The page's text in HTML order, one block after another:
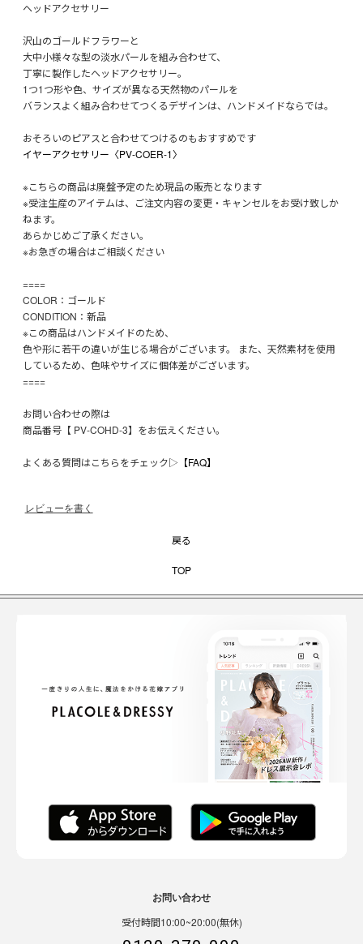
ヘッドアクセサリー
沢山のゴールドフラワーと
大中小様々な型の淡水パールを組み合わせて、
丁寧に製作したヘッドアクセサリー。
1つ1つ形や色、サイズが異なる天然物のパールを
バランスよく組み合わせてつくるデザインは、ハンドメイドならでは。
おそろいのピアスと合わせてつけるのもおすすめです
イヤーアクセサリー〈PV-COER-1〉
※こちらの商品は廃盤予定のため現品の販売となります
※受注生産のアイテムは、ご注文内容の変更・キャンセルをお受け致しか
ねます。
あらかじめご了承ください。
※お急ぎの場合はご相談ください
====
COLOR：ゴールド
CONDITION：新品
※この商品はハンドメイドのため、
色や形に若干の違いが生じる場合がございます。 また、天然素材を使用
しているため、色味やサイズに個体差がございます。
====
お問い合わせの際は
商品番号【 PV-COHD-3】をお伝えください。
よくある質問はこちらをチェック▷ 【FAQ】
レビューを書く
戻る
TOP
お問い合わせ
受付時間10:00~20:00(無休)